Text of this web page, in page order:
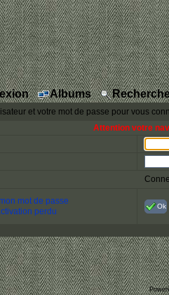
Albums
et votre mot de passe pour vous
Attention votre
mot de passe
perdu
Ok